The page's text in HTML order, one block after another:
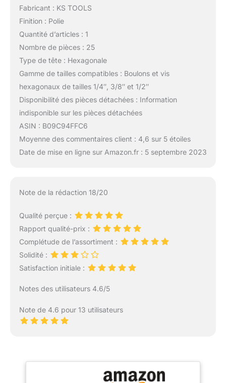
Fabricant : KS TOOLS
Finition : Polie
Quantité d’articles : 1
Nombre de pièces : 25
Type de tête : Hexagonale
Gamme de tailles compatibles : Boulons et vis
hexagonaux de tailles 1/4″, 3/8″ et 1/2″
Disponibilité des pièces détachées : Information
indisponible sur les pièces détachées
ASIN : B09C94FFC6
Moyenne des commentaires client : 4,6 sur 5 étoiles
Date de mise en ligne sur Amazon.fr : 5 septembre 2023
Note de la rédaction 18/20
Qualité perçue :
Rapport qualité-prix :
Complétude de l’assortiment :
Solidité :
Satisfaction initiale :
Notes des utilisateurs 4.6/5
Note de 4.6 pour 13 utilisateurs